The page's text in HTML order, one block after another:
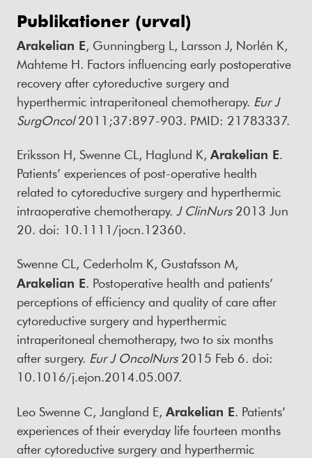
Publikationer (urval)
Arakelian E, Gunningberg L, Larsson J, Norlén K,
Mahteme H. Factors influencing early postoperative
recovery after cytoreductive surgery and
hyperthermic intraperitoneal chemotherapy. Eur J
SurgOncol2011;37:897-903. PMID: 21783337.
Eriksson H, Swenne CL, Haglund K, Arakelian E.
Patients’ experiences of post-operative health
related to cytoreductive surgery and hyperthermic
intraoperative chemotherapy. J ClinNurs2013 Jun
20. doi: 10.1111/jocn.12360.
Swenne CL, Cederholm K, Gustafsson M,
Arakelian E. Postoperative health and patients’
perceptions of efficiency and quality of care after
cytoreductive surgery and hyperthermic
intraperitoneal chemotherapy, two to six months
after surgery. Eur J OncolNurs2015 Feb 6. doi:
10.1016/j.ejon.2014.05.007.
Leo Swenne C, Jangland E, Arakelian E. Patients’
experiences of their everyday life fourteen months
after cytoreductive surgery and hyperthermic